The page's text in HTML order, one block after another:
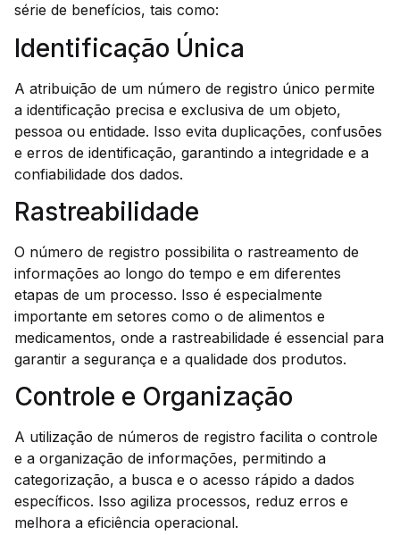
série de benefícios, tais como:
Identificação Única
A atribuição de um número de registro único permite
a identificação precisa e exclusiva de um objeto,
pessoa ou entidade. Isso evita duplicações, confusões
e erros de identificação, garantindo a integridade e a
confiabilidade dos dados.
Rastreabilidade
O número de registro possibilita o rastreamento de
informações ao longo do tempo e em diferentes
etapas de um processo. Isso é especialmente
importante em setores como o de alimentos e
medicamentos, onde a rastreabilidade é essencial para
garantir a segurança e a qualidade dos produtos.
Controle e Organização
A utilização de números de registro facilita o controle
e a organização de informações, permitindo a
categorização, a busca e o acesso rápido a dados
específicos. Isso agiliza processos, reduz erros e
melhora a eficiência operacional.